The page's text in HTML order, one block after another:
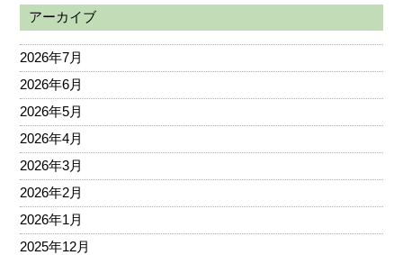
アーカイブ
2026年7月
2026年6月
2026年5月
2026年4月
2026年3月
2026年2月
2026年1月
2025年12月